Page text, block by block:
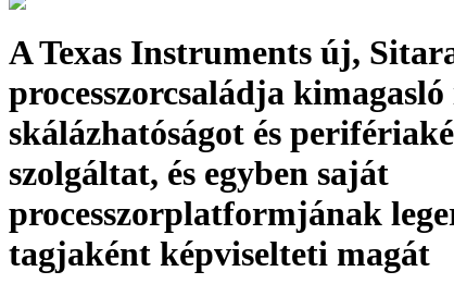
A Texas Instruments új,
processzorcsaládja
skálázhatóságot és
szolgáltat, és egyben saját
processzorplatformjának
tagjaként képviselteti magát